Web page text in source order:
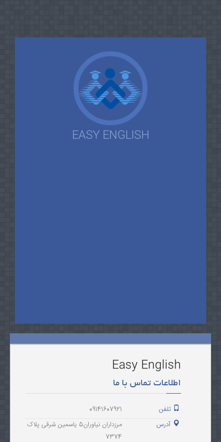
EASY ENGLISH
Easy English
اطلاعات تماس با ما
تلفن
09141607921
آدرس
مرزداران نیاوران5 یاسمین شرقی پلاک
7374